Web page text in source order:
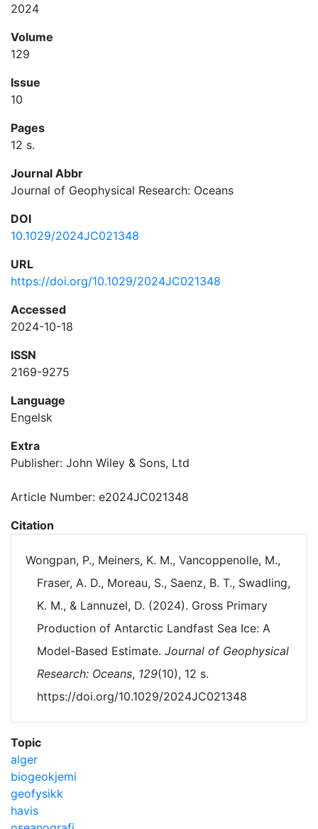
2024
Volume
129
Issue
10
Pages
12 s.
Journal Abbr
Journal of Geophysical Research: Oceans
DOI
10.1029/2024JC021348
URL
https://doi.org/10.1029/2024JC021348
Accessed
2024-10-18
ISSN
2169-9275
Language
Engelsk
Extra
Publisher: John Wiley & Sons, Ltd
Article Number: e2024JC021348
Citation
Wongpan, P., Meiners, K. M., Vancoppenolle, M.,
Fraser, A. D., Moreau, S., Saenz, B. T., Swadling,
K. M., & Lannuzel, D. (2024). Gross Primary
Production of Antarctic Landfast Sea Ice: A
Model-Based Estimate. Journal of Geophysical
Research: Oceans, 129(10), 12 s.
https://doi.org/10.1029/2024JC021348
Topic
alger
biogeokjemi
geofysikk
havis